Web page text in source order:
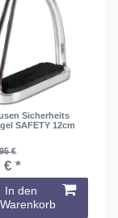
Sicherheits
SAFETY 12cm
€
€ *
In den
Warenkorb